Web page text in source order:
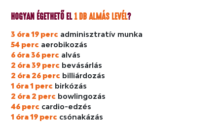
HOGYAN ÉGETHETŐ EL 1 DB ALMÁS LEVÉL?
3 óra 19 perc adminisztratív munka
54 perc aerobikozás
6 óra 36 perc alvás
2 óra 39 perc bevásárlás
2 óra 26 perc billiárdozás
1 óra 1 perc birkózás
2 óra 2 perc bowlingozás
46 perc cardio-edzés
1 óra 19 perc csónakázás